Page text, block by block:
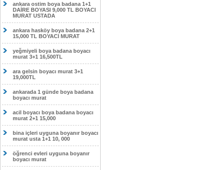
ankara ostim boya badana 1+1
DAİRE BOYASI 9,000 TL BOYACI
MURAT USTADA
ankara hasköy boya badana 2+1
15,000 TL BOYACI MURAT
yeğmiyeli boya badana boyacı
murat 3+1 16,500TL
ara gelsin boyacı murat 3+1
19,000TL
ankarada 1 günde boya badana
boyacı murat
acil boyacı boya badana boyacı
murat 2+1 15,000
bina içleri uyguna boyanır boyacı
murat usta 1+1 10, 000
öğrenci evleri uyguna boyanır
boyacı murat